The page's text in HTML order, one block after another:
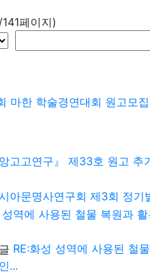
페이지)
마한 학술경연대회 원고모
앙고고연구』 제33호 원고 추
아문명사연구회 제3회 정기
역에 사용된 철물 복원과
RE:화성 성역에 사용된 철
...